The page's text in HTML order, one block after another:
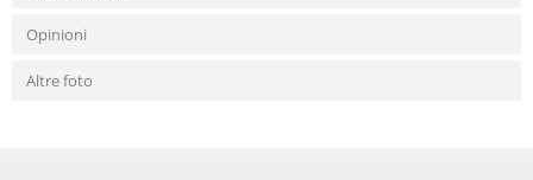
Opinioni
Altre foto